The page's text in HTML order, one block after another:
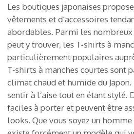
Les boutiques japonaises
vêtements et d’accessoires
abordables. Parmi les nombreux
peut y trouver, les T-shirts à
particulièrement populaires
T-shirts à manches courtes sont
climat chaud et humide du
sentir à l’aise tout en étant stylé.
faciles à porter et peuvent être
looks. Que vous soyez un